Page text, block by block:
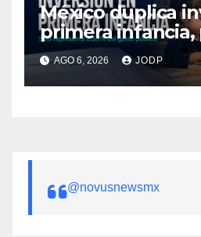
México duplica
primera infancia,
destina 2.53% del
público
AGO 6, 2026 JODP
@novusnewsmx